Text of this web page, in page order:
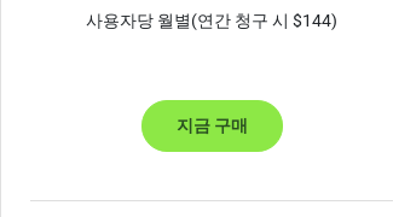
사용자당 월별(연간 청구 시 $144)
지금 구매